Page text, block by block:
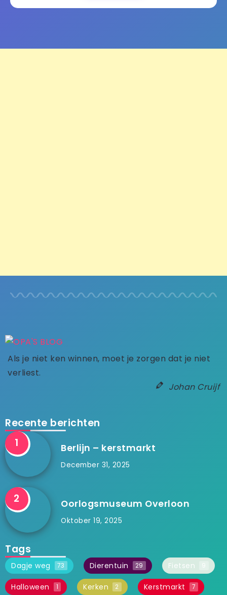
Als je niet ken winnen, moet je zorgen dat je niet
verliest.
Johan Cruijf
Recente berichten
Berlijn – kerstmarkt
December 31, 2025
Oorlogsmuseum Overloon
Oktober 19, 2025
Tags
Dagje weg 73 Dierentuin 29 Fietsen 9
Halloween 1 Kerken 2 Kerstmarkt 7